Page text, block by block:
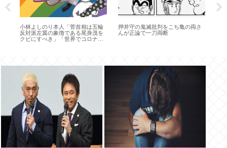
小林よしのり本人「菅首相は五輪
反対派左翼の象徴である尾身茂を
クビにすべき」「世界でコロナ対
押井守の鬼滅批判をこち亀の両さ
んが正論で一刀両断